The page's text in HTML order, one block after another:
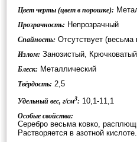
Цвет черты (цвет в порошке):
Прозрачность: Непрозрачный
Спайность: Отсутствует (весьма
Излом: Занозистый, Крючковатый
Блеск: Металлический
Твёрдость: 2,5
Удельный вес, г/см3: 10,1-11,1
Особые свойства:
Серебро весьма ковко,
Растворяется в азотной